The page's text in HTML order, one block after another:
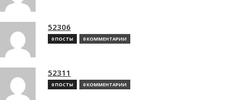
52306
0 ПОСТЫ 0 КОММЕНТАРИИ
52311
0 ПОСТЫ 0 КОММЕНТАРИИ